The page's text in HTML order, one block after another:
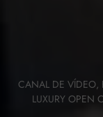
CANAL DE VÍDEO,
LUXURY OPEN